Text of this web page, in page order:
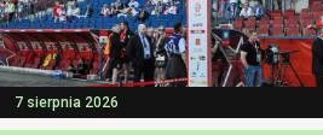
7 sierpnia 2026